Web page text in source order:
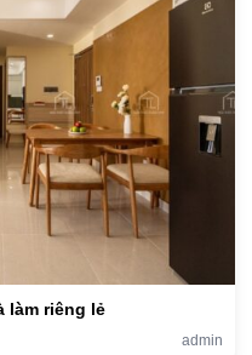
làm riêng lẻ
admin